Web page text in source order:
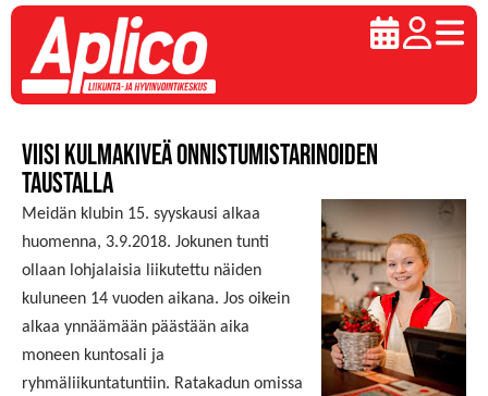
Viisi kulmakiveä onnistumistarinoiden
taustalla
Meidän klubin 15. syyskausi alkaa
huomenna, 3.9.2018. Jokunen tunti
ollaan lohjalaisia liikutettu näiden
kuluneen 14 vuoden aikana. Jos oikein
alkaa ynnäämään päästään aika
moneen kuntosali ja
ryhmäliikuntatuntiin. Ratakadun omissa